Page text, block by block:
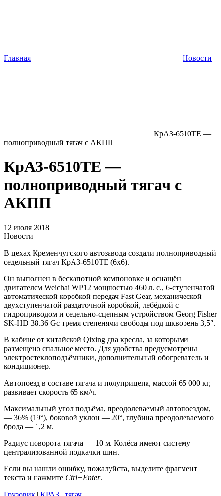
Главная Новости
КрАЗ-6510TE —
полноприводный тягач с АКПП
КрАЗ-6510TE —
полноприводный тягач с
АКПП
12 июля 2018
Новости
В цехах Кременчугского автозавода создали полноприводный
седельный тягач КрАЗ-6510TE (6х6).
Он выполнен в бескапотной компоновке и оснащён
двигателем Weichai WP12 мощностью 460 л. с., 6-ступенчатой
автоматической коробкой передач Fast Gear, механической
двухступенчатой раздаточной коробкой, лебёдкой с
гидроприводом и седельно-сцепным устройством Georg Fisher
SK-HD 38.36 Gс тремя степенями свободы под шкворень 3,5″.
В кабине от китайской Qixing два кресла, за которыми
размещено спальное место. Для удобства предусмотрены
электростеклоподъёмники, дополнительный обогреватель и
кондиционер.
Автопоезд в составе тягача и полуприцепа, массой 65 000 кг,
развивает скорость 65 км/ч.
Максимальный угол подъёма, преодолеваемый автопоездом,
— 36% (19°), боковой уклон — 20°, глубина преодолеваемого
брода — 1,2 м.
Радиус поворота тягача — 10 м. Колёса имеют систему
централизованной подкачки шин.
Если вы нашли ошибку, пожалуйста, выделите фрагмент
текста и нажмите Ctrl+Enter.
Грузовик | КРАЗ | тягач